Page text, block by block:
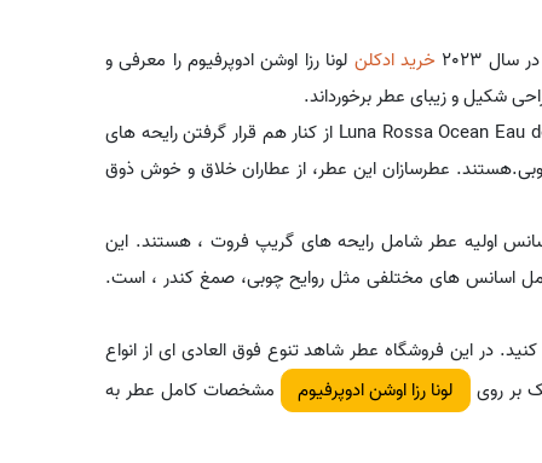
2023 خرید ادکلن لونا رزا اوشن ادوپرفیوم را معرفی و
شکیل و زیبای عطر برخورداند.
پرادا کمپانی متعلق به ایتالیا است. لونا رزا اوشن ادوپرفیوم - Luna Rossa Ocean Eau de Parfum از کنار هم قرار گرفتن رایحه های
عطرسازان این عطر، از عطاران خلاق و خوش ذوق
اولیه عطر شامل رایحه های گریپ فروت ، هستند. این
اسانس های مختلفی مثل روایح چوبی، صمغ کندر ، است.
در این فروشگاه عطر شاهد تنوع فوق العادی ای از انواع
بر روی
لونا رزا اوشن ادوپرفیوم مشخصات کامل عطر به